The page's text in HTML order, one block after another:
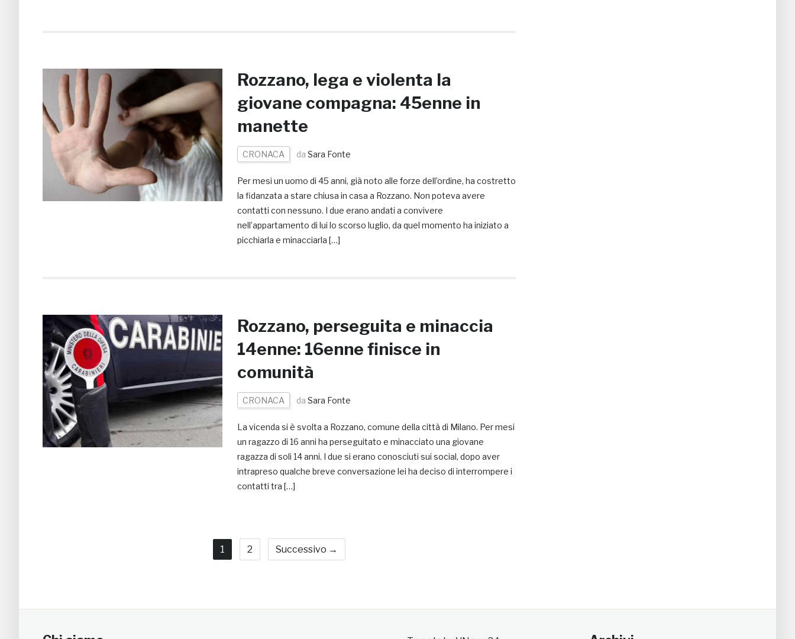
Rozzano, lega e violenta la
giovane compagna: 45enne in
manette
CRONACA da Sara Fonte
Per mesi un uomo di 45 anni, già noto alle forze dell’ordine, ha costretto
la fidanzata a stare chiusa in casa a Rozzano. Non poteva avere
contatti con nessuno. I due erano andati a convivere
nell’appartamento di lui lo scorso luglio, da quel momento ha iniziato a
picchiarla e minacciarla […]
Rozzano, perseguita e minaccia
14enne: 16enne finisce in
comunità
CRONACA da Sara Fonte
La vicenda si è svolta a Rozzano, comune della città di Milano. Per mesi
un ragazzo di 16 anni ha perseguitato e minacciato una giovane
ragazza di soli 14 anni. I due si erano conosciuti sui social, dopo aver
intrapreso qualche breve conversazione lei ha deciso di interrompere i
contatti tra […]
1 2 Successivo →